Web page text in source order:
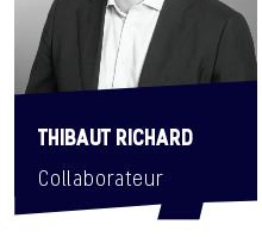
THIBAUT RICHARD
Collaborateur